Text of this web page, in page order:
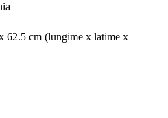
62.5 cm (lungime x latime x